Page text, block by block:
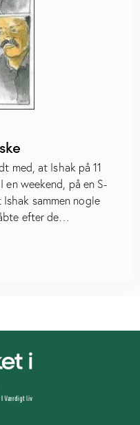
med, at Ishak på 11
en weekend, på en S-
sammen nogle
efter de…